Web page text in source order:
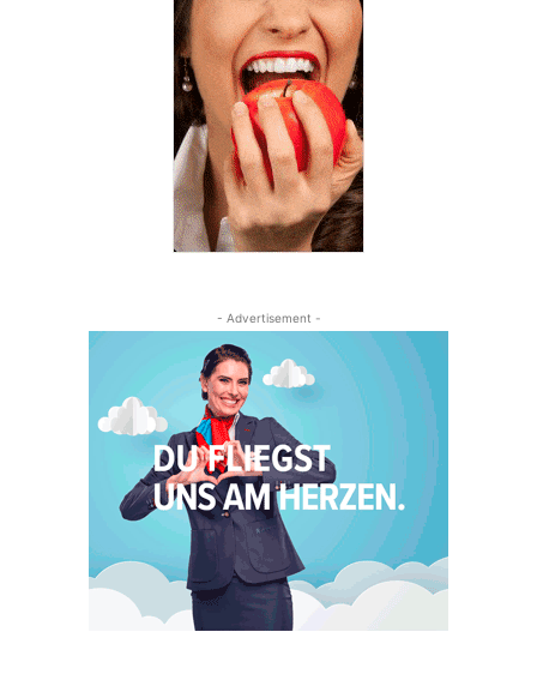
- Advertisement -